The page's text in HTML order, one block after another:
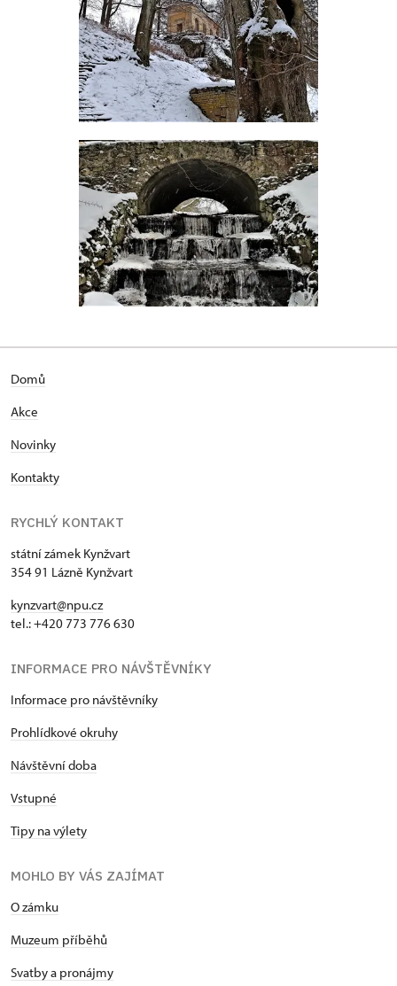
Domů
Akce
Novinky
Kontakty
RYCHLÝ KONTAKT
státní zámek Kynžvart
354 91 Lázně Kynžvart
kynzvart@npu.cz
tel.: +420 773 776 630
INFORMACE PRO NÁVŠTĚVNÍKY
Informace pro návštěvníky
Prohlídkové okruhy
Návštěvní doba
Vstupné
Tipy na výlety
MOHLO BY VÁS ZAJÍMAT
O zámku
Muzeum příběhů
Svatby a pronájmy